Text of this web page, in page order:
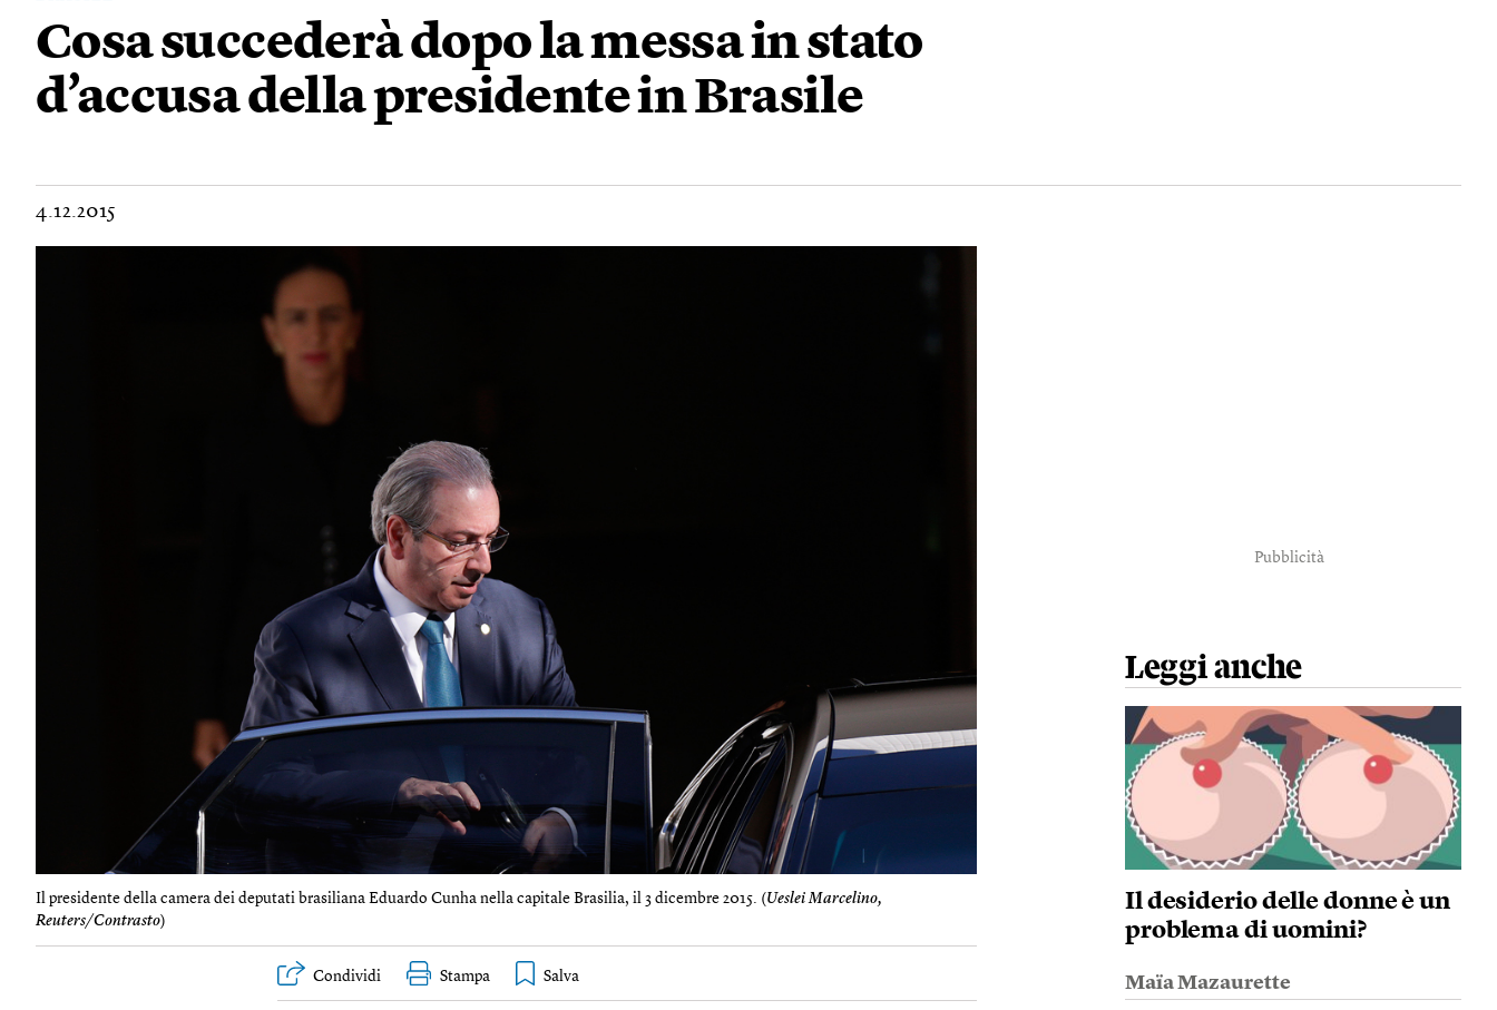
Cosa succederà dopo la messa in stato
d’accusa della presidente in Brasile
4.12.2015
Il presidente della camera dei deputati brasiliana Eduardo Cunha nella capitale Brasilia, il 3 dicembre 2015. (Ueslei Marcelino,
Reuters/Contrasto)
Condividi Stampa
Pubblicità
Leggi anche
Il desiderio delle donne è un
problema di uomini?
Maïa Mazaurette